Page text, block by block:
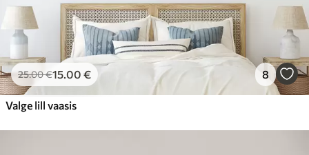
25.00€15.00 € 8
Valge lill vaasis